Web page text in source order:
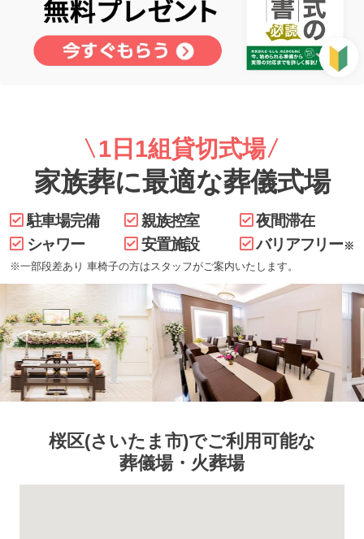
1日1組貸切式場
家族葬に最適な葬儀式場
駐車場完備 親族控室
夜間滞在
シャワー
安置施設 バリアフリー ※
※一部段差あり 車椅子の方はスタッフがご案内いたします。
桜区(さいたま市)でご利用可能な
葬儀場・火葬場